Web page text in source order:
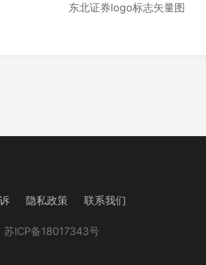
东北证券logo标志矢量图
隐私政策 联系我们
苏ICP备18017343号